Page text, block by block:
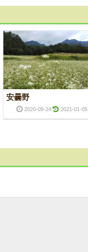
安曇野
2020-09-24 2021-01-05